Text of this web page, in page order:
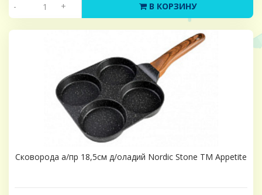
- + В КОРЗИНУ
Сковорода а/пр 18,5см д/оладий Nordic Stone ТМ Appetite